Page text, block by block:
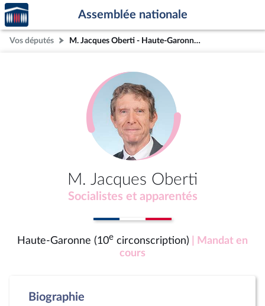
Aller au contenu
Aller en bas de la page
Accèder
à la
page
d'accueil
Assemblée nationale
Vos députés M. Jacques Oberti - Haute-Garonne (10e circonscription)
M. Jacques Oberti
Socialistes et apparentés
Haute-Garonne (10e circonscription)
| Mandat en
cours
Biographie